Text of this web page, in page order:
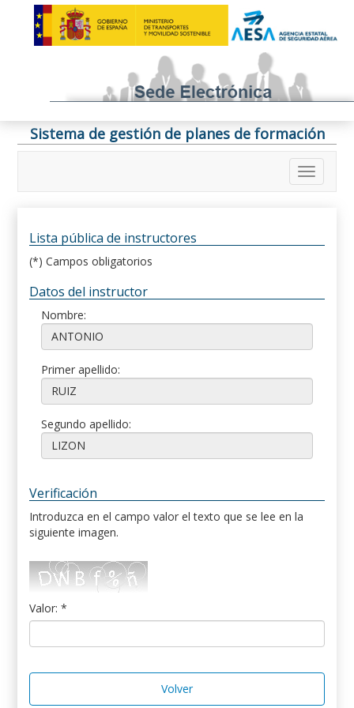
Sistema de gestión de planes de formación
Lista pública de instructores
(*) Campos obligatorios
Datos del instructor
Nombre:
Primer apellido:
Segundo apellido:
Verificación
Introduzca en el campo valor el texto que se lee en la
siguiente imagen.
Valor: *
Volver